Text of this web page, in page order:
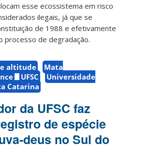
esse ecossistema em risco
ilegais, já que se
de 1988 e efetivamente
processo de degradação.
altitude
Mata
UFSC
Universidade
Catarina
da UFSC faz
de espécie
deus no Sul do